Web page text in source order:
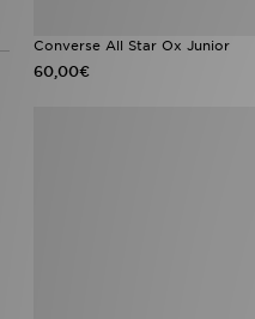
Converse All Star Ox Junior
60,00€